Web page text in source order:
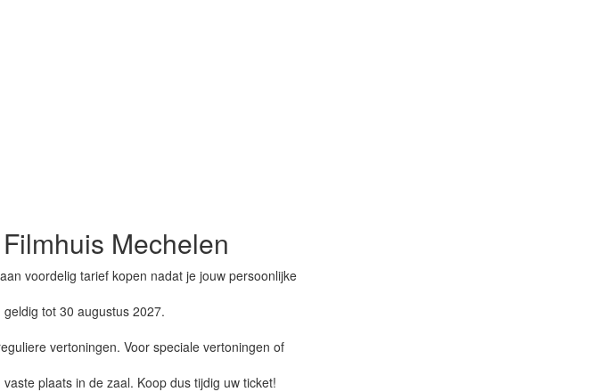
Mechelen
voordelig tarief kopen nadat je jouw persoonlijke
tot 30 augustus 2027.
vertoningen. Voor speciale vertoningen of
plaats in de zaal. Koop dus tijdig uw ticket!